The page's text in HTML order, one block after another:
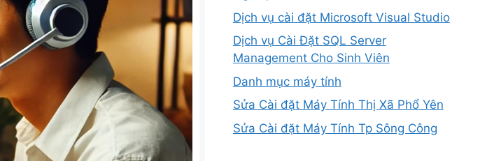
Dịch vụ cài đặt Microsoft Visual Studio
Dịch vụ Cài Đặt SQL Server
Management Cho Sinh Viên
Danh mục máy tính
Sửa Cài đặt Máy Tính Thị Xã Phổ Yên
Sửa Cài đặt Máy Tính Tp Sông Công